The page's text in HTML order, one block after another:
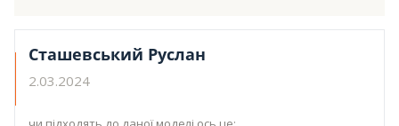
Сташевський Руслан
2.03.2024